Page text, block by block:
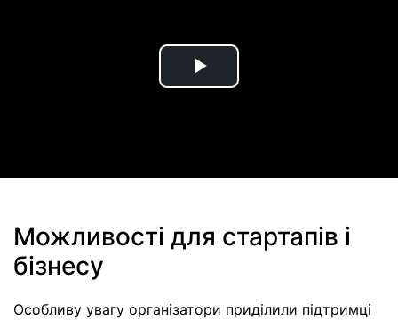
Play
Можливості для стартапів і
бізнесу
Особливу увагу організатори приділили підтримці